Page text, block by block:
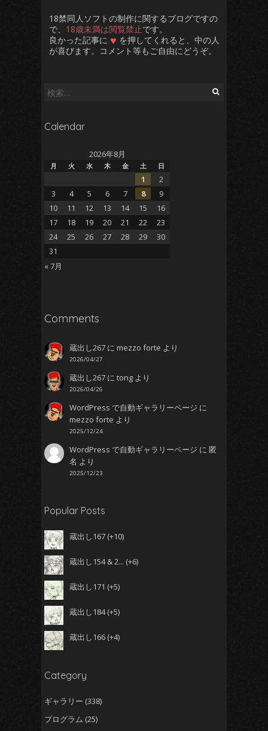
18禁同人ソフトの制作に関するブログですの
で、 18歳未満は閲覧禁止です。
良かった記事に ♥ を押してくれると、中の人
が喜びます。コメント等もご自由にどうぞ。
検
Calendar
2026年8月
月 火 水 木 金 土 日
1
2
3
4 5 6 7 8
9
10
11 12 13 14 15
16
17
18 19 20 21 22
23
24
25 26 27 28 29
30
31
« 7月
Comments
蔵出し267 にmezzo forte より
2026/04/27
蔵出し267 にtong より
2026/04/26
WordPress で自動ギャラリーページ に
mezzo forte より
2025/12/24
WordPress で自動ギャラリーページ に匿
名 より
2025/12/23
Popular Posts
蔵出し167 +10
蔵出し154 & 2... +6
蔵出し171 +5
蔵出し184 +5
蔵出し166 +4
Category
ギャラリー (338)
プログラム (25)